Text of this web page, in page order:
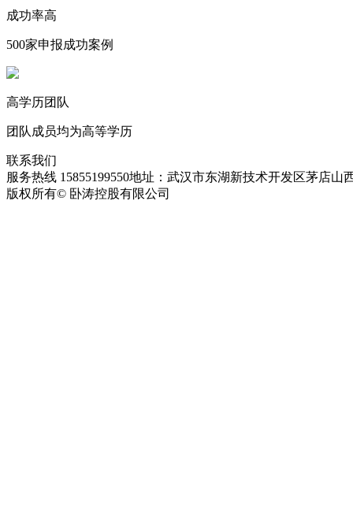
成功率高
500家申报成功案例
高学历团队
团队成员均为高等学历
联系我们
服务热线 15855199550地址：武汉市东湖新技术开发区茅店山
版权所有© 卧涛控股有限公司